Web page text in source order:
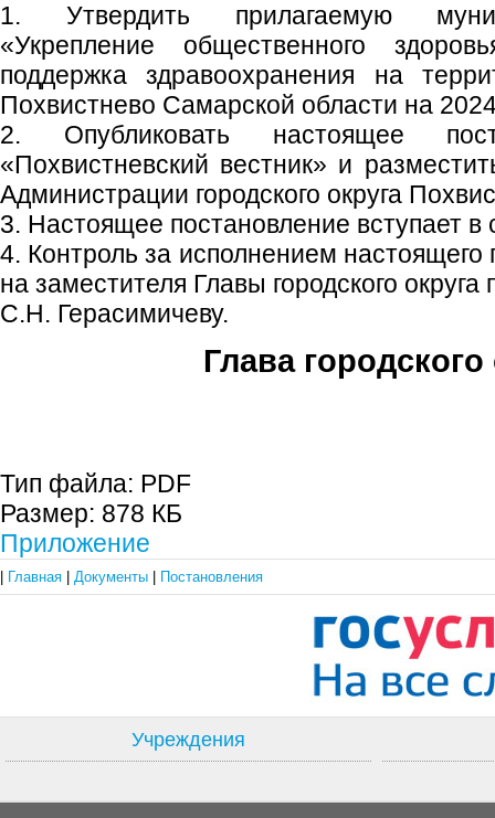
1. Утвердить прилагаемую
«Укрепление общественного
поддержка здравоохранения на
Похвистнево Самарской области на
2. Опубликовать настоящее
«Похвистневский вестник» и
Администрации городского округа
3. Настоящее постановление вступает в
4. Контроль за исполнением настоящего
на заместителя Главы городского
С.Н. Герасимичеву.
Глава городского
Тип файла: PDF
Размер: 878 КБ
Приложение
Главная Документы Постановления
Учреждения